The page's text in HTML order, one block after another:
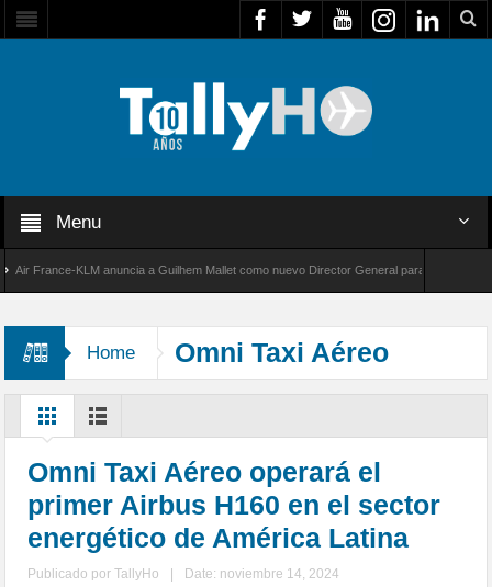
Menu
France-KLM anuncia a Guilhem Mallet como nuevo Director General para América Latina
Home Omni Taxi Aéreo
Omni Taxi Aéreo operará el
primer Airbus H160 en el sector
energético de América Latina
Publicado porTallyHo
Date: noviembre 14, 2024